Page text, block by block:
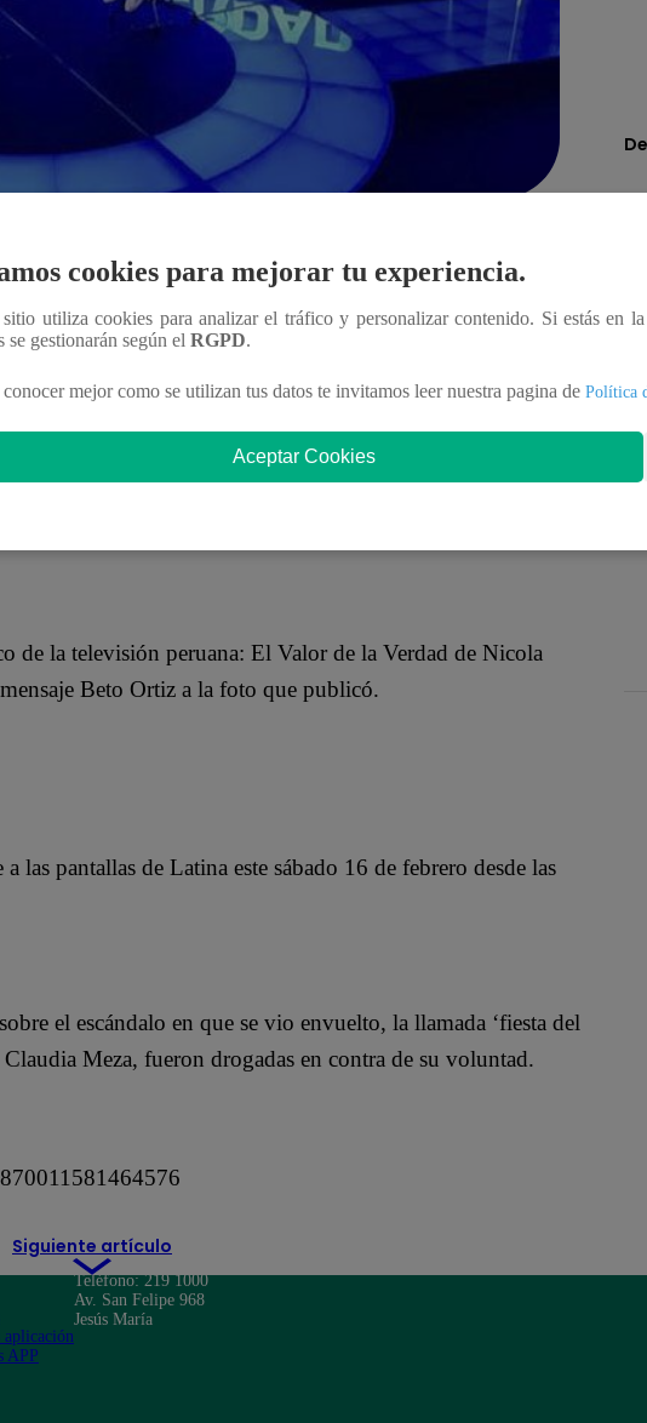
rompió récords de sintonía en la televisión peruana: ‘El
de Twitter una fotografía en la que se aprecia a su primer
sillón rojo del programa.
de la televisión peruana: El Valor de la Verdad de Nicola
Beto Ortiz a la foto que publicó.
las pantallas de Latina este sábado 16 de febrero desde las
el escándalo en que se vio envuelto, la llamada ‘fiesta del
Meza, fueron drogadas en contra de su voluntad.
Siguiente artículo
cookies para mejorar tu experiencia.
sitio utiliza cookies para analizar el tráfico y personalizar contenido. Si estás en
se gestionarán según el RGPD.
conocer mejor como se utilizan tus datos te invitamos leer nuestra pagina de Política
Aceptar Cookies
APP
Teléfono: 219 1000
Av. San Felipe 968
Jesús María